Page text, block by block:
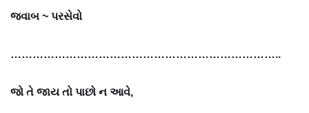
જવાબ ~ પરસેવો
………………………………………………………………..
જો તે જાય તો પાછો ન આવે,